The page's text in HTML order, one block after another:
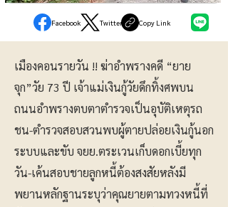
Facebook Twitter Copy Link
เมืองคอนรายวัน !! ฆ่าอำพรางคดี “ยาย
จุก”วัย 73 ปี เจ้าแม่เงินกู้วัยดึกทิ้งศพบน
ถนนอำพรางตบตาตำรวจเป็นอุบัติเหตุรถ
ชน-ตำรวจสอบสวนพบผู้ตายปล่อยเงินกู้นอก
ระบบและขับ จยย.ตระเวนเก็บดอกเบี้ยทุก
วัน-เค้นสอบชายลูกหนี้ต้องสงสัยหลังมี
พยานหลักฐานระบุว่าคุณยายตามทวงหนี้ที่